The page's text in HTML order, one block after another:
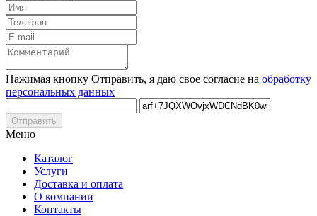
Нажимая кнопку Отправить, я даю свое согласие на обработку
персональных данных
Отправить
Меню
Каталог
Услуги
Доставка и оплата
О компании
Контакты